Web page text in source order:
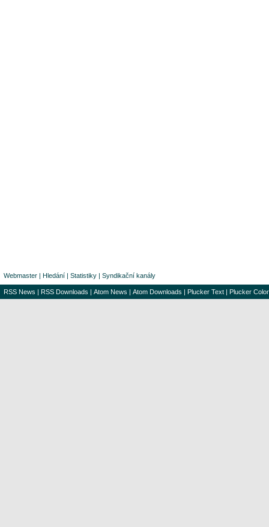
Webmaster | Hledání | Statistiky | Syndikační kanály
RSS News | RSS Downloads | Atom News | Atom Downloads | Plucker Text | Plucker Color